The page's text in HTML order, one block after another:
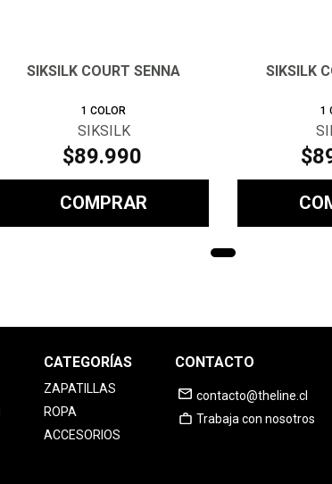
SIKSILK COURT SENNA
1 COLOR
SIKSILK
$89.990
COMPRAR
SIKSILK
1
$
CATEGORÍAS
ZAPATILLAS
ROPA
ACCESORIOS
CONTACTO
contacto@theline.cl
Trabaja con nosotros